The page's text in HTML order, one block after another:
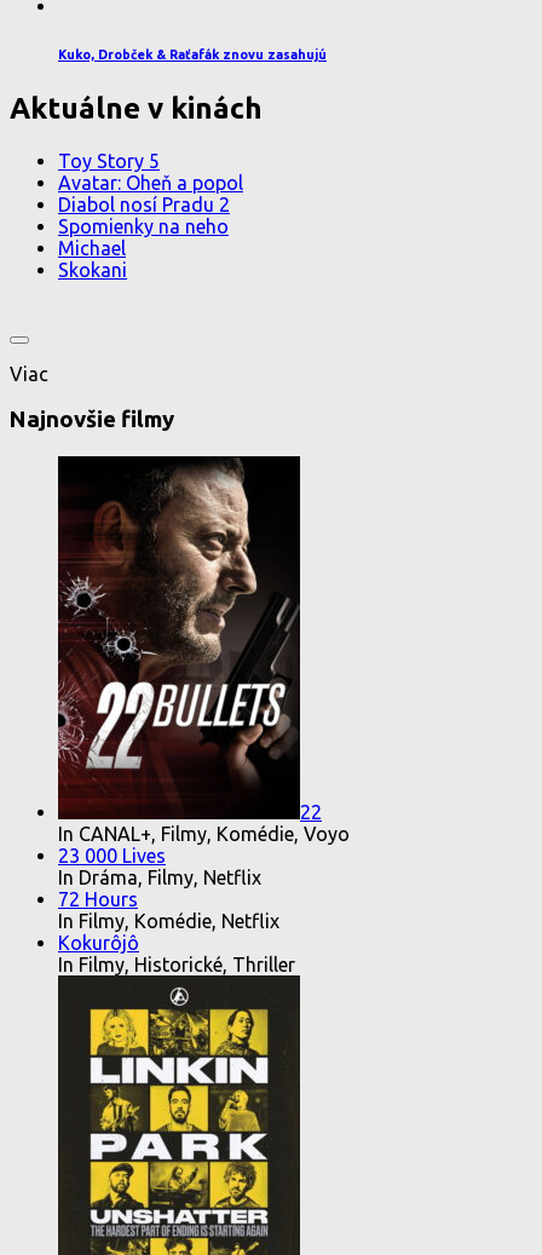
Kuko, Drobček & Raťafák znovu zasahujú
Aktuálne v kinách
Toy Story 5
Avatar: Oheň a popol
Diabol nosí Pradu 2
Spomienky na neho
Michael
Skokani
Viac
Najnovšie filmy
22
In CANAL+, Filmy, Komédie, Voyo
23 000 Lives
In Dráma, Filmy, Netflix
72 Hours
In Filmy, Komédie, Netflix
Kokurôjô
In Filmy, Historické, Thriller